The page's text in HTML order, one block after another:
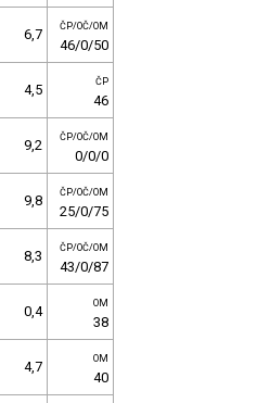
6,7 ČP/OČ/OM
46/0/50
4,5 ČP
46
9,2 ČP/OČ/OM
0/0/0
9,8 ČP/OČ/OM
25/0/75
8,3 ČP/OČ/OM
43/0/87
0,4 OM
38
4,7 OM
40